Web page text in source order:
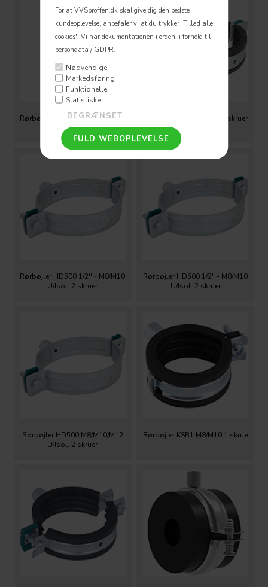
For at VVSproffen.dk skal give dig den bedste
kundeoplevelse, anbefaler vi at du trykker 'Tillad alle
cookies'. Vi har dokumentationen i orden, i forhold til
persondata / GDPR.
Nødvendige
Markedsføring
Funktionelle
Statistiske
Rørbøjler BSU M8/M10 U/Isol. 2
skruer
Rørbøjler HD1501 1/2'' 2 skruer
Rørbøjler HD500 1/2'' - M8/M10
U/Isol. 2 skruer
Rørbøjler HD500 1/2" - M8/M10
U/Isol. 2 skruer
Rørbøjler HD500 M8/M10/M12
U/Isol. 2 skruer
Rørbøjler KSB1 M8/M10 1 skrue